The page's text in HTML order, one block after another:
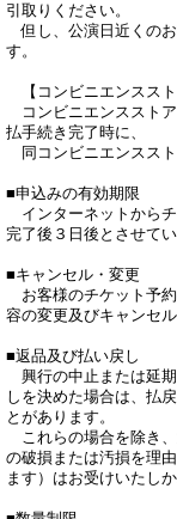
引取りください。
但し、公演日近くの
す。
【コンビニエンススト
コンビニエンススト
払手続き完了時に、
同コンビニエンススト
■申込みの有効期限
インターネットから
完了後３日後とさせてい
■キャンセル・変更
お客様のチケット予
容の変更及びキャンセル
■返品及び払い戻し
興行の中止または延
しを決めた場合は、払
とがあります。
これらの場合を除き
の破損または汚損を理
ます）はお受けいたし